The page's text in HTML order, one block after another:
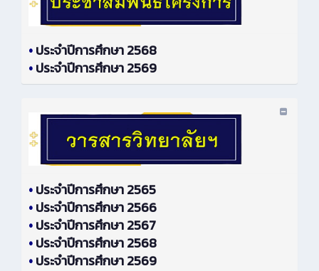
•ประจำปีการศึกษา 2568
•ประจำปีการศึกษา 2569
•ประจำปีการศึกษา 2565
•ประจำปีการศึกษา 2566
•ประจำปีการศึกษา 2567
•ประจำปีการศึกษา 2568
•ประจำปีการศึกษา 2569